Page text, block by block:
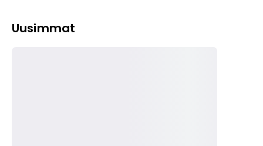
Uusimmat